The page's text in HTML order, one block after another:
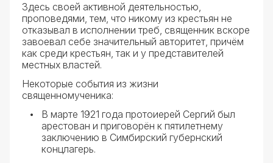
Здесь своей активной деятельностью,
проповедями, тем, что никому из крестьян не
отказывал в исполнении треб, священник вскоре
завоевал себе значительный авторитет, причём
как среди крестьян, так и у представителей
местных властей.
Некоторые события из жизни
священномученика:
В марте 1921 года протоиерей Сергий был
арестован и приговорён к пятилетнему
заключению в Симбирский губернский
концлагерь.